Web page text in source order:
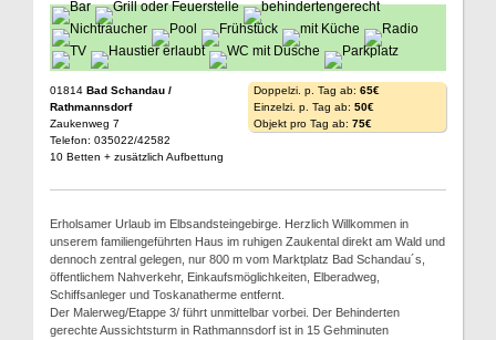
01814 Bad Schandau /
Rathmannsdorf
Zaukenweg 7
Telefon: 035022/42582
10 Betten + zusätzlich Aufbettung
Doppelzi. p. Tag ab: 65€
Einzelzi. p. Tag ab: 50€
Objekt pro Tag ab: 75€
Erholsamer Urlaub im Elbsandsteingebirge. Herzlich Willkommen in
unserem familiengeführten Haus im ruhigen Zaukental direkt am Wald und
dennoch zentral gelegen, nur 800 m vom Marktplatz Bad Schandau´s,
öffentlichem Nahverkehr, Einkaufsmöglichkeiten, Elberadweg,
Schiffsanleger und Toskanatherme entfernt.
Der Malerweg/Etappe 3/ führt unmittelbar vorbei. Der Behinderten
gerechte Aussichtsturm in Rathmannsdorf ist in 15 Gehminuten